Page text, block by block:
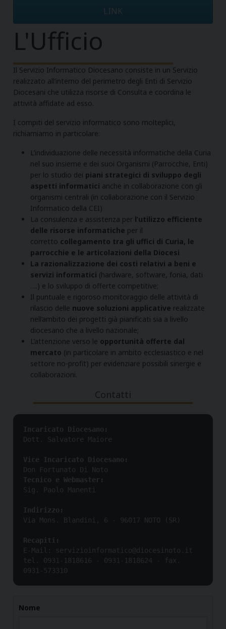
LINK
L'Ufficio
Il Servizio Informatico Diocesano consiste in un Servizio
realizzato all’interno del perimetro degli Enti di Servizio
Diocesani che utilizza risorse di Consulta e coordina le
attività affidate ad esso.
I compiti del servizio informatico sono molteplici,
richiamiamo in particolare:
L’individuazione delle necessità informatiche della Curia
nel suo insieme e dei suoi Organismi (Parrocchie, Enti)
per lo studio dei piani strategici di sviluppo degli
aspetti informatici anche in collaborazione con gli
organismi centrali (in collaborazione con il Servizio
Informatico della CEI)
La consulenza e assistenza per l’utilizzo efficiente
delle risorse informatiche per il
corretto collegamento tra gli uffici di Curia, le
parrocchie e le articolazioni della Diocesi
La razionalizzazione dei costi relativi a beni e
servizi informatici (hardware, software, fonia, dati
….) e lo sviluppo di offerte competitive;
Il puntuale e rigoroso monitoraggio delle attività di
rilascio delle nuove soluzioni applicative realizzate
nell’ambito dei progetti già pianificati sia a livello
diocesano che a livello nazionale;
L’attenzione verso le opportunità offerte dal
mercato (in particolare in ambito ecclesiastico e nel
settore no-profit) per evidenziare possibili sinergie e
collaborazioni.
Contatti
Dott. Salvatore Maiore
Vice Incaricato Diocesano:
Tecnico e Webmaster:
Sig. Paolo Manenti
Indirizzo:
Via Mons. Blandini, 6 - 96017 NOTO (SR)
E-Mail: servizioinformatico@diocesinoto.it
tel. 0931-1818616 - 0931-1818624 - fax.
0931-573310
Nome